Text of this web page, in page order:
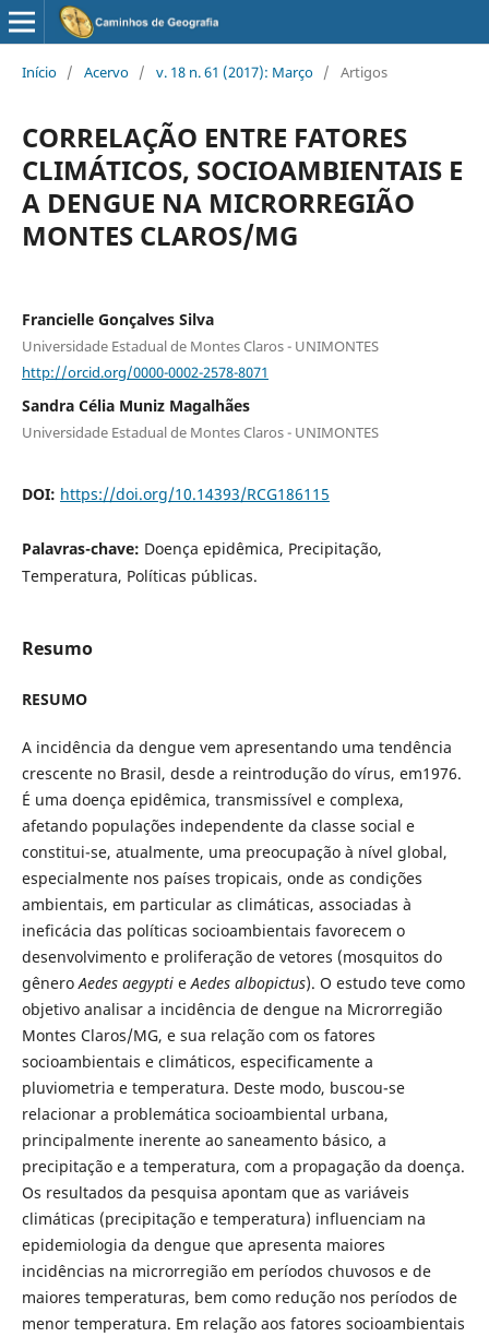
Início / Acervo / v. 18 n. 61 (2017): Março / Artigos
CORRELAÇÃO ENTRE FATORES
CLIMÁTICOS, SOCIOAMBIENTAIS E
A DENGUE NA MICRORREGIÃO
MONTES CLAROS/MG
Francielle Gonçalves Silva
Universidade Estadual de Montes Claros - UNIMONTES
http://orcid.org/0000-0002-2578-8071
Sandra Célia Muniz Magalhães
Universidade Estadual de Montes Claros - UNIMONTES
DOI: https://doi.org/10.14393/RCG186115
Palavras-chave: Doença epidêmica, Precipitação,
Temperatura, Políticas públicas.
Resumo
RESUMO
A incidência da dengue vem apresentando uma tendência
crescente no Brasil, desde a reintrodução do vírus, em1976.
É uma doença epidêmica, transmissível e complexa,
afetando populações independente da classe social e
constitui-se, atualmente, uma preocupação à nível global,
especialmente nos países tropicais, onde as condições
ambientais, em particular as climáticas, associadas à
ineficácia das políticas socioambientais favorecem o
desenvolvimento e proliferação de vetores (mosquitos do
gênero Aedes aegyptie Aedes albopictus). O estudo teve como
objetivo analisar a incidência de dengue na Microrregião
Montes Claros/MG, e sua relação com os fatores
socioambientais e climáticos, especificamente a
pluviometria e temperatura. Deste modo, buscou-se
relacionar a problemática socioambiental urbana,
principalmente inerente ao saneamento básico, a
precipitação e a temperatura, com a propagação da doença.
Os resultados da pesquisa apontam que as variáveis
climáticas (precipitação e temperatura) influenciam na
epidemiologia da dengue que apresenta maiores
incidências na microrregião em períodos chuvosos e de
maiores temperaturas, bem como redução nos períodos de
menor temperatura. Em relação aos fatores socioambientais